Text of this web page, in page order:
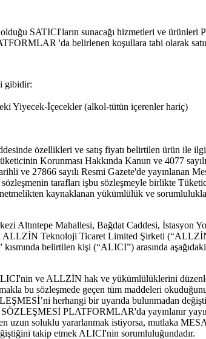
SATICI'ların sunacağı hizmetleri ve
'da belirlenen koşullara tabi olarak
gibidir:
Yiyecek-İçecekler (alkol-tütün içerenler hariç)
özellikleri ve satış fiyatı belirtilen ürün ile
Korunması Hakkında Kanun ve 4077
ve 27866 sayılı Resmi Gazete'de yayınlanan
tarafları işbu sözleşmeyle birlikte
kaynaklanan yükümlülük ve
Altıntepe Mahallesi, Bağdat Caddesi, İstasyon
ALLZİN Teknoloji Ticaret Limited Şirketi
belirtilen kişi (“ALICI”) arasında
ve ALLZİN hak ve yükümlülüklerini
bu sözleşmede geçen tüm maddeleri
herhangi bir uyarıda bulunmadan
PLATFORMLAR'da yayınlanır
uzun soluklu yararlanmak istiyorsa, mutlaka
takip etmek ALICI'nin sorumluluğundadır.